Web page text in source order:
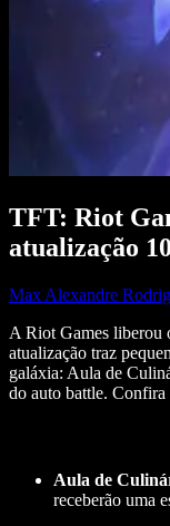
TFT: Riot
atualização
Max Alexandre
A Riot Games liberou
atualização traz
galáxia: Aula de
do auto battle. Confira
Aula de
receberão uma